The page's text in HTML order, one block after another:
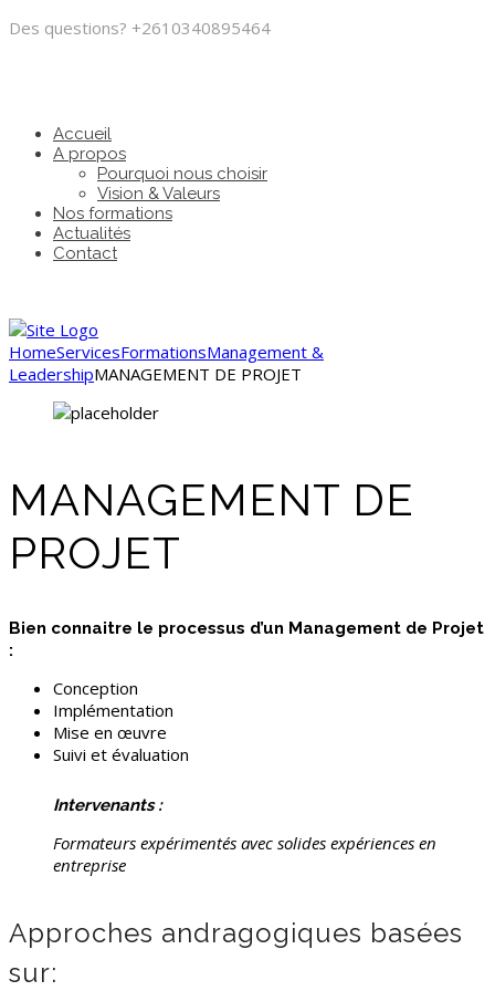
Des questions? +2610340895464
Accueil
A propos
Pourquoi nous choisir
Vision & Valeurs
Nos formations
Actualités
Contact
HomeServicesFormationsManagement &
LeadershipMANAGEMENT DE PROJET
MANAGEMENT DE
PROJET
Bien connaitre le processus d’un Management de Projet
:
Conception
Implémentation
Mise en œuvre
Suivi et évaluation
Intervenants :
Formateurs expérimentés avec solides expériences en
entreprise
Approches andragogiques basées
sur: